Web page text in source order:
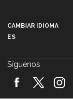
2026!
CAMBIAR IDIOMA
ES
Síguenos